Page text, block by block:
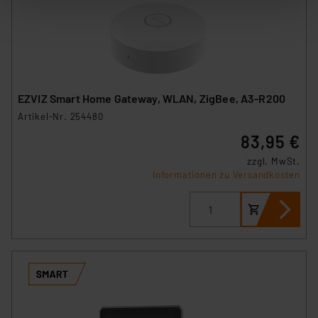
den Button „Ablehnen oder Einstellungen“ abrufbar. Sie
können die Verwendung nicht notwendiger Cookies
ablehnen oder ihr ganz oder teilweise zustimmen. Ihre
erteilte Zustimmung können Sie jederzeit unter dem
Link „Cookie Einstellungen“ anpassen oder widerrufen.
Die Rechtmäßigkeit der Speicherung, Abrufung und
Weiterverarbeitung dieser Daten zur Auswertung und
Analyse bis zum Zeitpunkt des Widerrufs bleibt hiervon
gespeichert werden und dieses Banner erneut
EZVIZ Smart Home Gateway, WLAN, ZigBee, A3-R200
Artikel-Nr. 254480
83,95 €
zzgl. MwSt.
Informationen zu Versandkosten